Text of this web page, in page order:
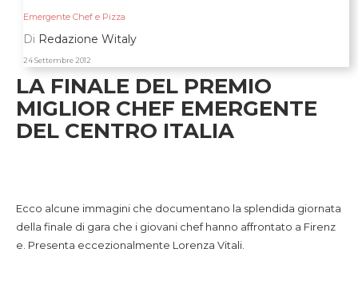
Emergente Chef e Pizza
Di Redazione Witaly
24 Settembre 2012
LA FINALE DEL PREMIO
MIGLIOR CHEF EMERGENTE
DEL CENTRO ITALIA
Ecco alcune immagini che documentano la splendida giornata
della finale di gara che i giovani chef hanno affrontato a Firenz
e. Presenta eccezionalmente Lorenza Vitali.